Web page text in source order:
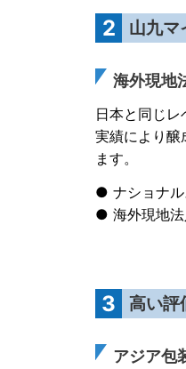
2 山九マ
海外現地
日本と同じ
実績により醸
ます。
● ナショナル
● 海外現地法
3 高い評
アジア包